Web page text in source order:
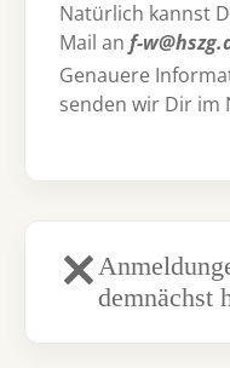
Natürlich kannst
Mail an f-
Genauere
senden wir Dir im
demnächst